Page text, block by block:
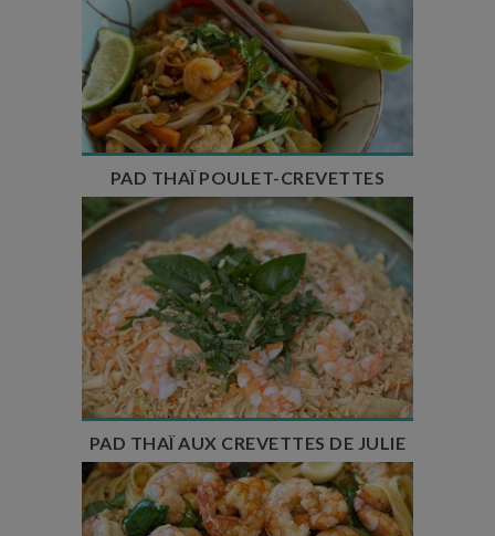
Temps de préparation : 20 min
Temps de cuisson : 10 min
Nombre de couverts : 4 à 6
PAD THAÏ POULET-CREVETTES
Temps de préparation : 15 min
Temps de cuisson : 5 min
Nombre de couverts : 4 à 6
PAD THAÏ AUX CREVETTES DE JULIE